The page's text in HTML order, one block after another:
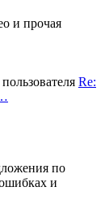
и прочая
Re:
по
и